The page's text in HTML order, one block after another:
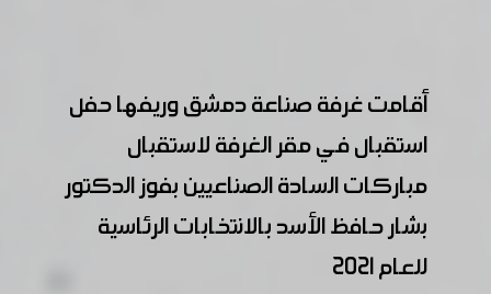
أقامت غرفة صناعة دمشق وريفها حفل
استقبال في مقر الغرفة لاستقبال
مباركات السادة الصناعيين بفوز الدكتور
بشار حافظ الأسد بالانتخابات الرئاسية
للعام 2021